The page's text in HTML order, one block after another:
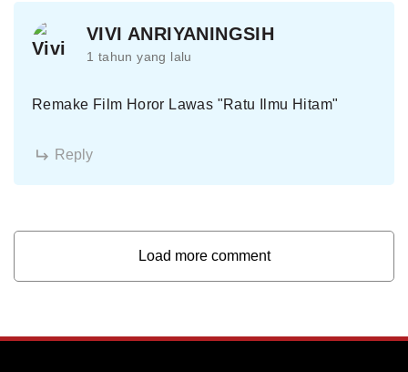
VIVI ANRIYANINGSIH
1 tahun yang lalu
Remake Film Horor Lawas "Ratu Ilmu Hitam"
Reply
Load more comment